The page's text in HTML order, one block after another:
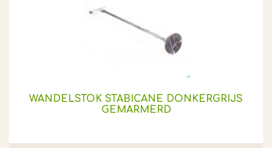
WANDELSTOK STABICANE DONKERGRIJS
GEMARMERD